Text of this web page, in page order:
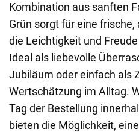
Kombination aus sanften
Grün sorgt für eine
die Leichtigkeit und
Ideal als liebevolle
Jubiläum oder einfach als
Wertschätzung im Alltag.
Tag der Bestellung
bieten die Möglichkeit,